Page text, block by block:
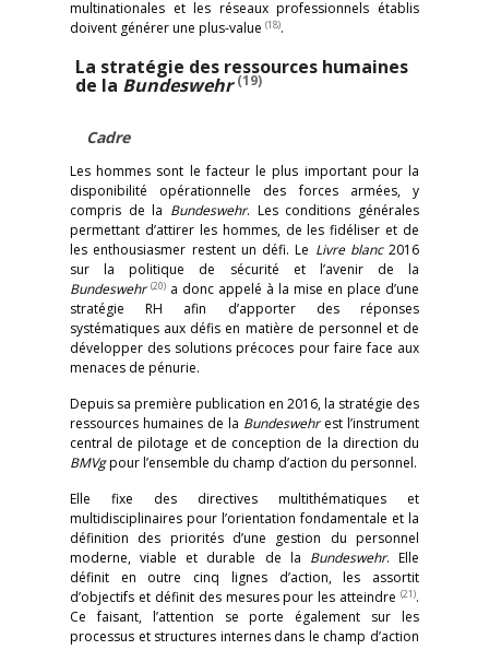
multinationales et les réseaux professionnels établis
doivent générer une plus-value (18).
La stratégie des ressources humaines
de la Bundeswehr (19)
Cadre
Les hommes sont le facteur le plus important pour la
disponibilité opérationnelle des forces armées, y
compris de la Bundeswehr. Les conditions générales
permettant d’attirer les hommes, de les fidéliser et de
les enthousiasmer restent un défi. Le Livre blanc2016
sur la politique de sécurité et l’avenir de la
Bundeswehr(20) a donc appelé à la mise en place d’une
stratégie RH afin d’apporter des réponses
systématiques aux défis en matière de personnel et de
développer des solutions précoces pour faire face aux
menaces de pénurie.
Depuis sa première publication en 2016, la stratégie des
ressources humaines de la Bundeswehrest l’instrument
central de pilotage et de conception de la direction du
BMVgpour l’ensemble du champ d’action du personnel.
Elle fixe des directives multithématiques et
multidisciplinaires pour l’orientation fondamentale et la
définition des priorités d’une gestion du personnel
moderne, viable et durable de la Bundeswehr. Elle
définit en outre cinq lignes d’action, les assortit
d’objectifs et définit des mesures pour les atteindre (21).
Ce faisant, l’attention se porte également sur les
processus et structures internes dans le champ d’action